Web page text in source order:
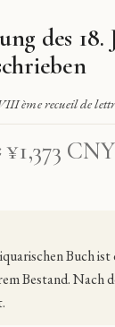
des 18.
ème recueil de
¥1,373
Buch ist
Bestand. Nach